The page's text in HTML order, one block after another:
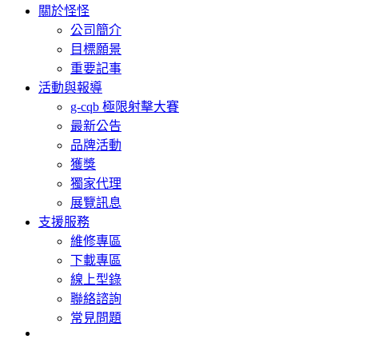
關於怪怪
公司簡介
目標願景
重要記事
活動與報導
g-cqb 極限射擊大賽
最新公告
品牌活動
獲獎
獨家代理
展覽訊息
支援服務
維修專區
下載專區
線上型錄
聯絡諮詢
常見問題